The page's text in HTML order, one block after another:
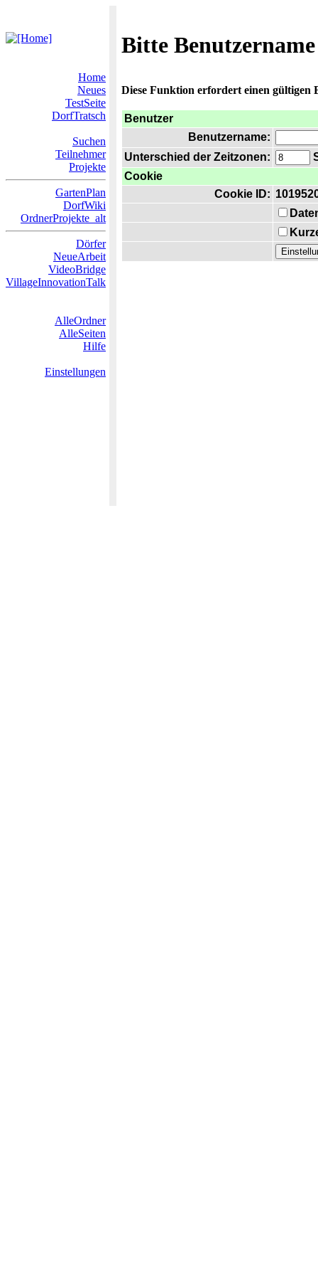
Bitte
Home
Neues
TestSeite
DorfTratsch
Suchen
Teilnehmer
Projekte
GartenPlan
DorfWiki
OrdnerProjekte_alt
Dörfer
NeueArbeit
VideoBridge
VillageInnovationTalk
AlleOrdner
AlleSeiten
Hilfe
Einstellungen
Diese Funktion erfordert einen gültigen
Benutzer
Benutzername:
Unterschied der Zeitzonen:
Cookie
Cookie ID: